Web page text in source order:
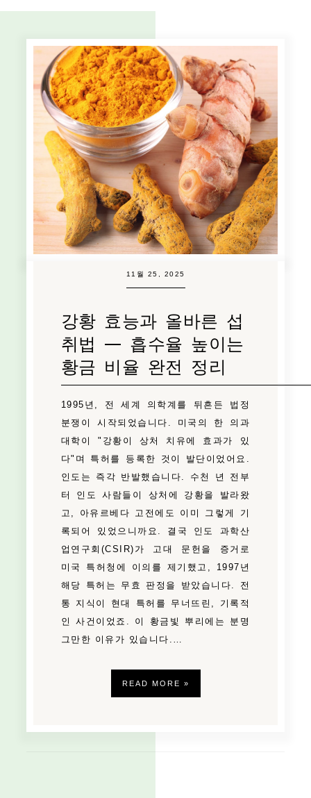
11월 25, 2025
강황 효능과 올바른 섭
취법 — 흡수율 높이는
황금 비율 완전 정리
1995년, 전 세계 의학계를 뒤흔든 법정
분쟁이 시작되었습니다. 미국의 한 의과
대학이 "강황이 상처 치유에 효과가 있
다"며 특허를 등록한 것이 발단이었어요.
인도는 즉각 반발했습니다. 수천 년 전부
터 인도 사람들이 상처에 강황을 발라왔
고, 아유르베다 고전에도 이미 그렇게 기
록되어 있었으니까요. 결국 인도 과학산
업연구회(CSIR)가 고대 문헌을 증거로
미국 특허청에 이의를 제기했고, 1997년
해당 특허는 무효 판정을 받았습니다. 전
통 지식이 현대 특허를 무너뜨린, 기록적
인 사건이었죠. 이 황금빛 뿌리에는 분명
그만한 이유가 있습니다.…
READ MORE »